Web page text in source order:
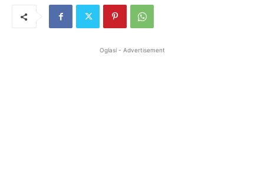
Oglasi - Advertisement